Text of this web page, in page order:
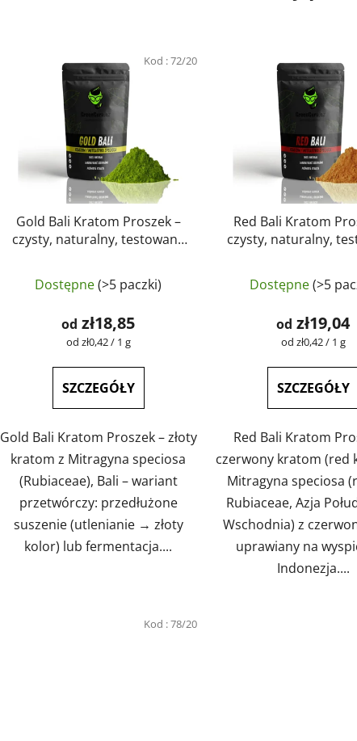
Gold Bali Kratom Proszek –
czysty, naturalny, testowany
ocena
produktu
wynosi
na
Dostępne(>5 paczki)
od zł18,85
Cena
od zł0,42 / 1 g
SZCZEGÓŁY
Gold Bali Kratom Proszek – złoty
kratom z Mitragyna speciosa
(Rubiaceae), Bali – wariant
przetwórczy: przedłużone
suszenie (utlenianie → złoty
kolor) lub fermentacja....
Kod :72/20
Red Bali Kratom
czysty, naturalny,
ocena
wynosi
na
Dostępne(>5
od zł19,04
Cena
od zł0,42 / 1 g
SZCZEGÓŁY
Red Bali Kratom
czerwony kratom (red
Mitragyna speciosa
Rubiaceae, Azja
Wschodnia) z
uprawiany na
Indonezja....
Kod :78/20